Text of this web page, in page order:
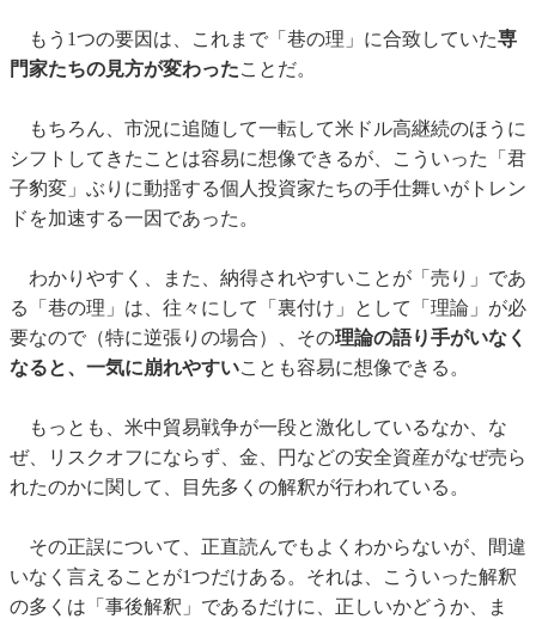
もう1つの要因は、これまで「巷の理」に合致していた専
門家たちの見方が変わったことだ。
もちろん、市況に追随して一転して米ドル高継続のほうに
シフトしてきたことは容易に想像できるが、こういった「君
子豹変」ぶりに動揺する個人投資家たちの手仕舞いがトレン
ドを加速する一因であった。
わかりやすく、また、納得されやすいことが「売り」であ
る「巷の理」は、往々にして「裏付け」として「理論」が必
要なので（特に逆張りの場合）、その理論の語り手がいなく
なると、一気に崩れやすいことも容易に想像できる。
もっとも、米中貿易戦争が一段と激化しているなか、な
ぜ、リスクオフにならず、金、円などの安全資産がなぜ売ら
れたのかに関して、目先多くの解釈が行われている。
その正誤について、正直読んでもよくわからないが、間違
いなく言えることが1つだけある。それは、こういった解釈
の多くは「事後解釈」であるだけに、正しいかどうか、ま